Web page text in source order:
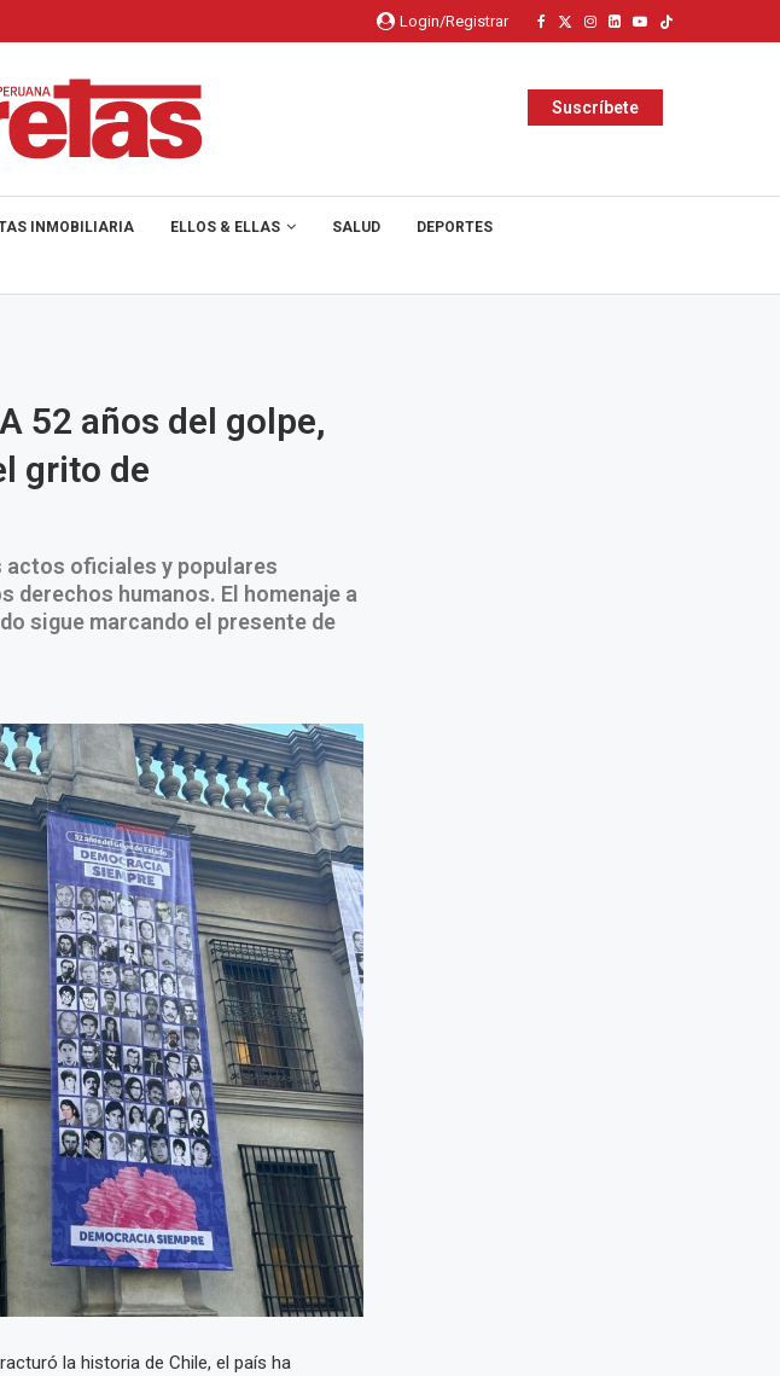
Login/Registrar
Suscríbete
INMOBILIARIA ELLOS & ELLAS SALUD DEPORTES
52 años del golpe,
grito de
actos oficiales y populares
derechos humanos. El homenaje a
sigue marcando el presente de
la historia de Chile, el país ha